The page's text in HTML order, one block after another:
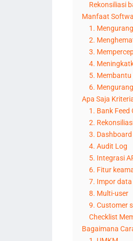
Rekonsiliasi
Manfaat
1.
2.
3.
4.
5. Membantu
6.
Apa Saja
1. Bank
2.
3.
4. Audit Log
5. Integrasi
6. Fitur
7. Impor
8. Multi-user
9. Customer
Checklist
Bagaimana